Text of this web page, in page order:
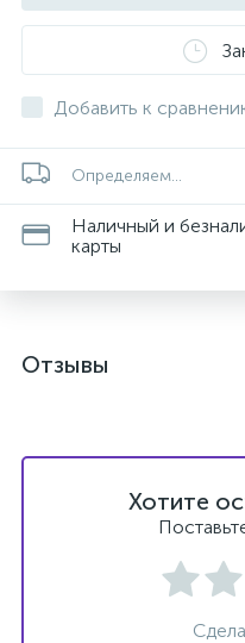
Добавить к
Определяем...
Наличный и
карты
Отзывы
Хотите